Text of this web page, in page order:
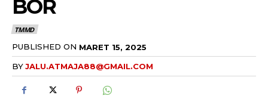
BOR
TMMD
PUBLISHED ON MARET 15, 2025
BYJALU.ATMAJA88@GMAIL.COM